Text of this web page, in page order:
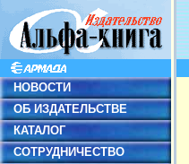
НОВОСТИ
ОБ ИЗДАТЕЛЬСТВЕ
КАТАЛОГ
СОТРУДНИЧЕСТВО